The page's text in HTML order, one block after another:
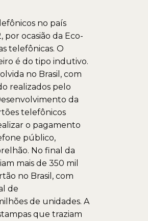
no país
por ocasião da Eco-
telefônicas. O
é do tipo indutivo.
no Brasil, com
realizados pelo
da
telefônicos
o pagamento
público,
No final da
mais de 350 mil
no Brasil, com
de
de unidades. A
que traziam